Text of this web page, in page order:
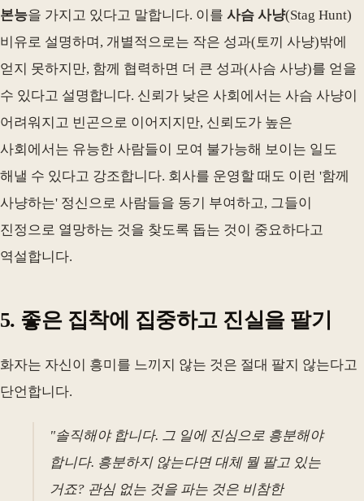
본능을 가지고 있다고 말합니다. 이를 사슴 사냥(Stag Hunt)
비유로 설명하며, 개별적으로는 작은 성과(토끼 사냥)밖에
얻지 못하지만, 함께 협력하면 더 큰 성과(사슴 사냥)를 얻을
수 있다고 설명합니다. 신뢰가 낮은 사회에서는 사슴 사냥이
어려워지고 빈곤으로 이어지지만, 신뢰도가 높은
사회에서는 유능한 사람들이 모여 불가능해 보이는 일도
해낼 수 있다고 강조합니다. 회사를 운영할 때도 이런 '함께
사냥하는' 정신으로 사람들을 동기 부여하고, 그들이
진정으로 열망하는 것을 찾도록 돕는 것이 중요하다고
역설합니다.
5. 좋은 집착에 집중하고 진실을 팔기
화자는 자신이 흥미를 느끼지 않는 것은 절대 팔지 않는다고
단언합니다.
"솔직해야 합니다. 그 일에 진심으로 흥분해야
합니다. 흥분하지 않는다면 대체 뭘 팔고 있는
거죠? 관심 없는 것을 파는 것은 비참한